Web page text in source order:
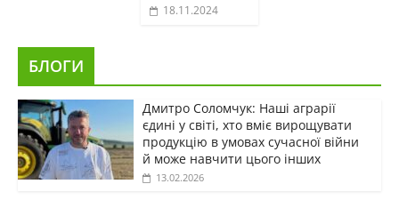
18.11.2024
БЛОГИ
Дмитро Соломчук: Наші аграрії
єдині у світі, хто вміє вирощувати
продукцію в умовах сучасної війни
й може навчити цього інших
13.02.2026